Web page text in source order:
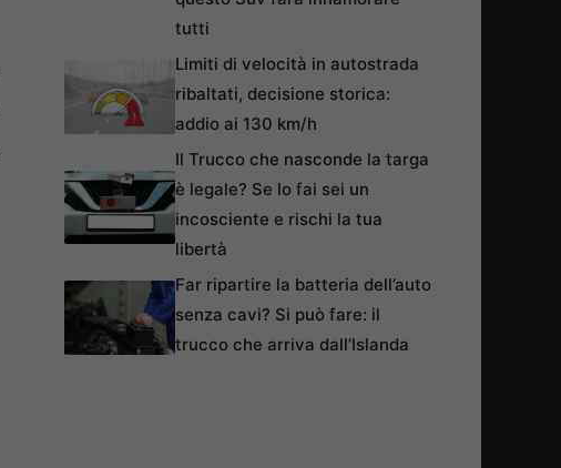
tutti
Limiti di velocità in autostrada
ribaltati, decisione storica:
addio ai 130 km/h
Il Trucco che nasconde la targa
è legale? Se lo fai sei un
incosciente e rischi la tua
libertà
Far ripartire la batteria dell’auto
senza cavi? Si può fare: il
trucco che arriva dall’Islanda